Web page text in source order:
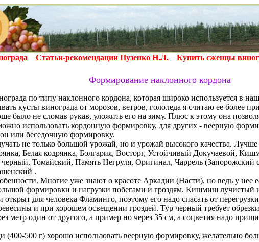
Статьи-рекомендации Пузенко Н.Л. Купить сженцы
Формирование наклонного кордона
по типу наклонного кордона, которая широко используется в
кусты винограда от морозов, ветров, гололеда я считаю ее более
было не сломав рукав, уложить его на зиму. Плюс к этому она
использовать кордонную формировку, для других - веерную
или беседочную формировку.
не только большой урожай, но и урожай высокого качества. Лучше
Белая кодрянка, Болгария, Восторг, Устойчивый Докучаевой,
Томайский, Память Негруля, Оригинал, Чаррель
.
Многие уже знают о красоте Аркадии (Насти), но ведь у нее
формировки и нагрузки побегами и гроздям. Кишмиш
для человека Фламинго, поэтому его надо спасать от
и при хорошем освещении гроздей. Тур черный требует
метр один от другого, а пример но через 35 см, а соцветия надо
500 г) хорошо использовать веерную формировку, желательно